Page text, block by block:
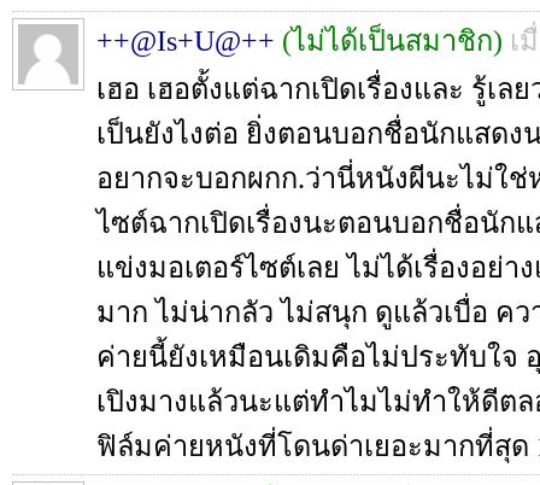
++@Is+U@++ (ไม่ได้เป็นสมาชิก) เ
เฮอ เฮอตั้งแต่ฉากเปิดเรื่องและ รู้เล
เป็นยังไงต่อ ยิ่งตอนบอกชื่อนักแสดง
อยากจะบอกผกก.ว่านี่หนังผีนะไม่ใช่
ไซต์ฉากเปิดเรื่องนะตอนบอกชื่อนัก
แข่งมอเตอร์ไซต์เลย ไม่ได้เรื่องอย่า
มาก ไม่น่ากลัว ไม่สนุก ดูแล้วเบื่อ ค
ค่ายนี้ยังเหมือนเดิมคือไม่ประทับใจ
เปิงมางแล้วนะแต่ทำไมไม่ทำให้ดีต
ฟิล์มค่ายหนังที่โดนด่าเยอะมากที่สุด